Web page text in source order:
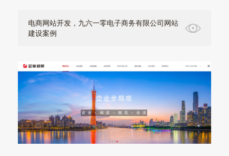
电商网站开发，九六一零电子商务有限公司网站
建设案例